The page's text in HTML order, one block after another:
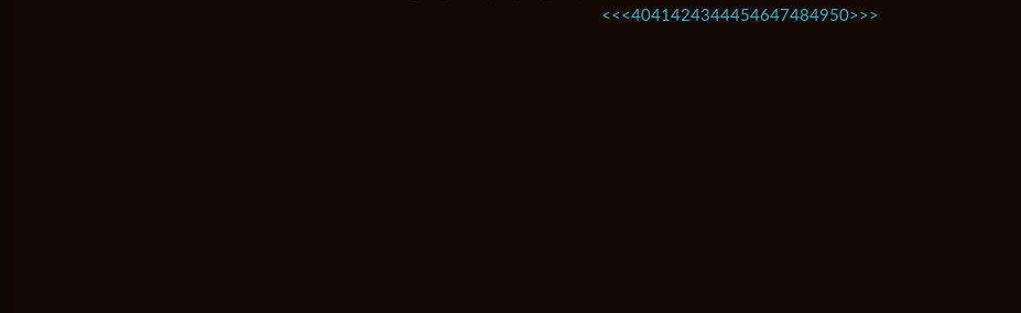
<< < 10
20
30
4041424344454647484950>>>